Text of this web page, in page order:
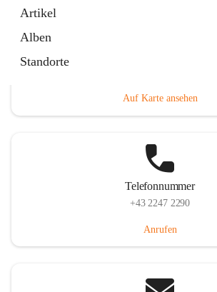
Artikel
Alben
Standorte
Auf Karte ansehen
Telefonnummer
+43 2247 2290
Anrufen